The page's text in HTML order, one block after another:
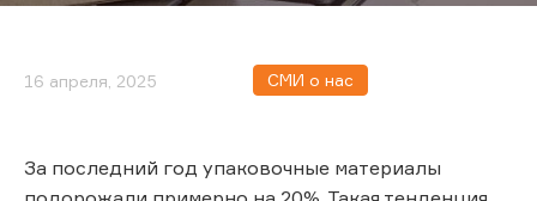
16 апреля, 2025 СМИ о нас
За последний год упаковочные материалы